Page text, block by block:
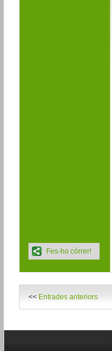
Fes-ho córrer!
<< Entrades anteriors